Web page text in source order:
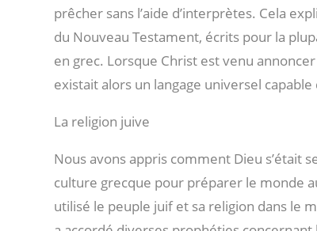
prêcher sans l’aide d’interprètes. Cela
du Nouveau Testament, écrits pour la
en grec. Lorsque Christ est venu
existait alors un langage universel
La religion juive
Nous avons appris comment Dieu s’était
culture grecque pour préparer le monde
utilisé le peuple juif et sa religion dans le